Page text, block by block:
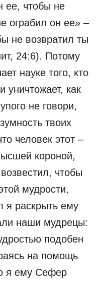
ее, чтобы не
ограбил он ее» –
не возвратил ты
24:6). Потому
науке того, кто
уничтожает, как
не говори,
твоих
человек этот –
короной,
чтобы
мудрости,
я раскрыть ему
наши мудрецы:
подобен
на помощь
я ему Сефер